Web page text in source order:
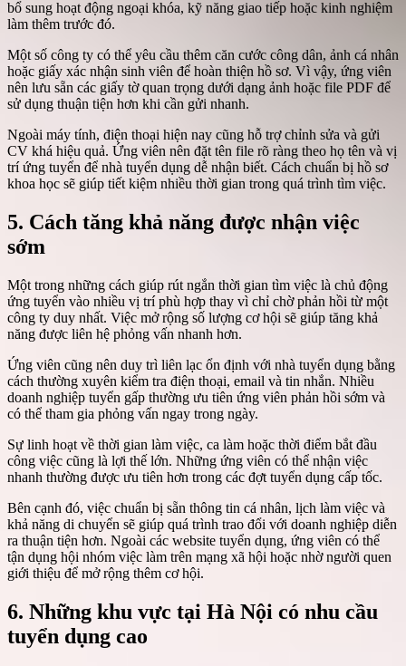
bổ sung hoạt động ngoại khóa, kỹ năng giao tiếp hoặc kinh nghiệm
làm thêm trước đó.
Một số công ty có thể yêu cầu thêm căn cước công dân, ảnh cá nhân
hoặc giấy xác nhận sinh viên để hoàn thiện hồ sơ. Vì vậy, ứng viên
nên lưu sẵn các giấy tờ quan trọng dưới dạng ảnh hoặc file PDF để
sử dụng thuận tiện hơn khi cần gửi nhanh.
Ngoài máy tính, điện thoại hiện nay cũng hỗ trợ chỉnh sửa và gửi
CV khá hiệu quả. Ứng viên nên đặt tên file rõ ràng theo họ tên và vị
trí ứng tuyển để nhà tuyển dụng dễ nhận biết. Cách chuẩn bị hồ sơ
khoa học sẽ giúp tiết kiệm nhiều thời gian trong quá trình tìm việc.
5. Cách tăng khả năng được nhận việc
sớm
Một trong những cách giúp rút ngắn thời gian tìm việc là chủ động
ứng tuyển vào nhiều vị trí phù hợp thay vì chỉ chờ phản hồi từ một
công ty duy nhất. Việc mở rộng số lượng cơ hội sẽ giúp tăng khả
năng được liên hệ phỏng vấn nhanh hơn.
Ứng viên cũng nên duy trì liên lạc ổn định với nhà tuyển dụng bằng
cách thường xuyên kiểm tra điện thoại, email và tin nhắn. Nhiều
doanh nghiệp tuyển gấp thường ưu tiên ứng viên phản hồi sớm và
có thể tham gia phỏng vấn ngay trong ngày.
Sự linh hoạt về thời gian làm việc, ca làm hoặc thời điểm bắt đầu
công việc cũng là lợi thế lớn. Những ứng viên có thể nhận việc
nhanh thường được ưu tiên hơn trong các đợt tuyển dụng cấp tốc.
Bên cạnh đó, việc chuẩn bị sẵn thông tin cá nhân, lịch làm việc và
khả năng di chuyển sẽ giúp quá trình trao đổi với doanh nghiệp diễn
ra thuận tiện hơn. Ngoài các website tuyển dụng, ứng viên có thể
tận dụng hội nhóm việc làm trên mạng xã hội hoặc nhờ người quen
giới thiệu để mở rộng thêm cơ hội.
6. Những khu vực tại Hà Nội có nhu cầu
tuyển dụng cao